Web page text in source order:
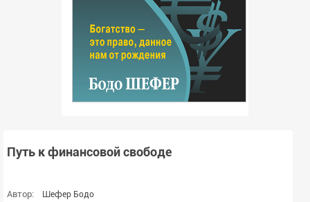
Путь к финансовой свободе
Автор: Шефер Бодо